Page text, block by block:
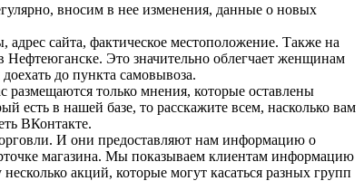
вносим в нее изменения, данные о новых
сайта, фактическое местоположение. Также на
Нефтеюганске. Это значительно облегчает женщинам
до пункта самовывоза.
размещаются только мнения, которые оставлены
есть в нашей базе, то расскажите всем, насколько вам
ВКонтакте.
И они предоставляют нам информацию о
магазина. Мы показываем клиентам информацию
акций, которые могут касаться разных групп